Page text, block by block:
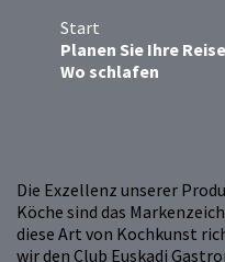
Start
Planen Sie Ihre Reise
Wo schlafen
Die Exzellenz unserer
Köche sind das
diese Art von Kochkunst
wir den Club Euskadi